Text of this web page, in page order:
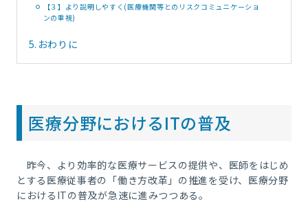
【３】より説明しやすく(医療機関等とのリスクコミュニケーショ
ンの重視)
5. おわりに
医療分野におけるITの普及
昨今、より効率的な医療サービスの提供や、医師をはじめ
とする医療従事者の「働き方改革」の推進を受け、医療分野
における ITの普及が急速に進みつつある。